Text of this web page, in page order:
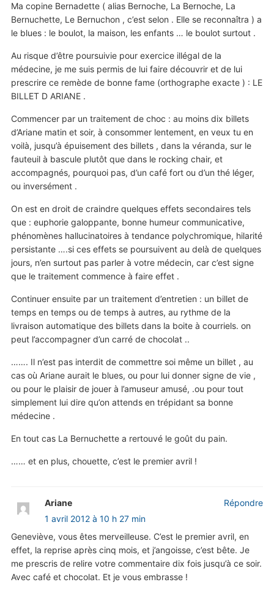
Ma copine Bernadette ( alias Bernoche, La Bernoche, La
Bernuchette, Le Bernuchon , c’est selon . Elle se reconnaîtra ) a
le blues : le boulot, la maison, les enfants … le boulot surtout .
Au risque d’être poursuivie pour exercice illégal de la
médecine, je me suis permis de lui faire découvrir et de lui
prescrire ce remède de bonne fame (orthographe exacte ) : LE
BILLET D ARIANE .
Commencer par un traitement de choc : au moins dix billets
d’Ariane matin et soir, à consommer lentement, en veux tu en
voilà, jusqu’à épuisement des billets , dans la véranda, sur le
fauteuil à bascule plutôt que dans le rocking chair, et
accompagnés, pourquoi pas, d’un café fort ou d’un thé léger,
ou inversément .
On est en droit de craindre quelques effets secondaires tels
que : euphorie galoppante, bonne humeur communicative,
phénomènes hallucinatoires à tendance polychromique, hilarité
persistante ….si ces effets se poursuivent au delà de quelques
jours, n’en surtout pas parler à votre médecin, car c’est signe
que le traitement commence à faire effet .
Continuer ensuite par un traitement d’entretien : un billet de
temps en temps ou de temps à autres, au rythme de la
livraison automatique des billets dans la boite à courriels. on
peut l’accompagner d’un carré de chocolat ..
……. Il n’est pas interdit de commettre soi même un billet , au
cas où Ariane aurait le blues, ou pour lui donner signe de vie ,
ou pour le plaisir de jouer à l’amuseur amusé, .ou pour tout
simplement lui dire qu’on attends en trépidant sa bonne
médecine .
En tout cas La Bernuchette a rertouvé le goût du pain.
…… et en plus, chouette, c’est le premier avril !
Ariane
1 avril 2012 à 10 h 27 min
Geneviève, vous êtes merveilleuse. C’est le premier avril, en
effet, la reprise après cinq mois, et j’angoisse, c’est bête. Je
me prescris de relire votre commentaire dix fois jusqu’à ce soir.
Avec café et chocolat. Et je vous embrasse !
Répondre